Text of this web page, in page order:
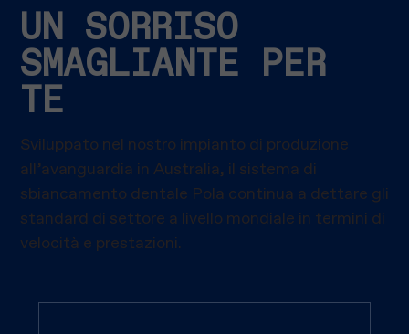
UN SORRISO
SMAGLIANTE PER
TE
Sviluppato nel nostro impianto di produzione
all’avanguardia in Australia, il sistema di
sbiancamento dentale Pola continua a dettare gli
standard di settore a livello mondiale in termini di
velocità e prestazioni.